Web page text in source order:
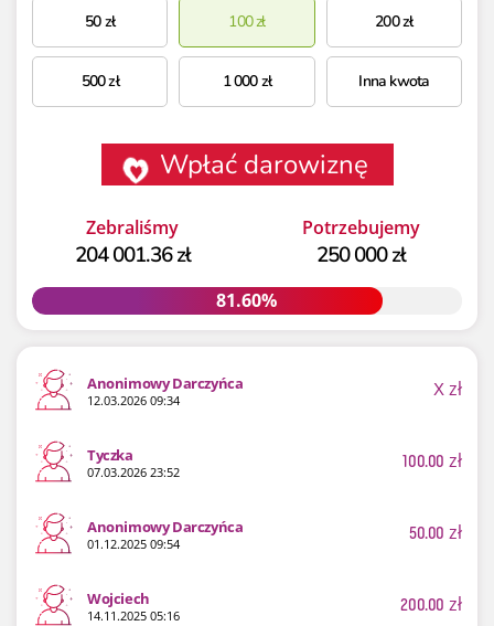
50zł 100zł 200zł
500zł 1 000zł Inna kwota
Wpłać darowiznę
Zebraliśmy
204 001.36 zł
Potrzebujemy
250 000 zł
81.60%
81.60%
Anonimowy Darczyńca
12.03.2026 09:34 Xzł
Tyczka
07.03.2026 23:52 100.00 zł
Anonimowy Darczyńca
01.12.2025 09:54 50.00 zł
Wojciech
14.11.2025 05:16 200.00 zł